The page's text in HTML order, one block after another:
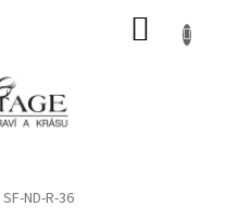
SF-ND-R-36